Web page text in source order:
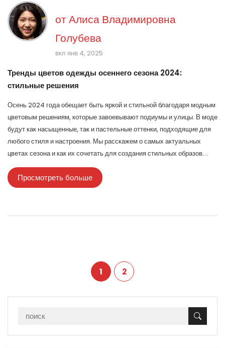
отАлиса Владимировна
Голубева
вкл янв 4, 2025
Тренды цветов одежды осеннего сезона 2024:
стильные решения
Осень 2024 года обещает быть яркой и стильной благодаря модным
цветовым решениям, которые завоевывают подиумы и улицы. В моде
будут как насыщенные, так и пастельные оттенки, подходящие для
любого стиля и настроения. Мы расскажем о самых актуальных
цветах сезона и как их сочетать для создания стильных образов.
Узнайте, какие цвета подойдут вашему гардеробу этой осенью и как
они отражают мировые тенденции. Погрузитесь в исследование
цветовой палитры, которая поможет выделиться и оставаться в
Просмотреть больше
1 2